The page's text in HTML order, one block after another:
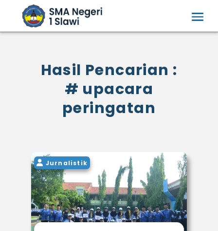
Hasil Pencarian :
# upacara
peringatan
Jurnalistik